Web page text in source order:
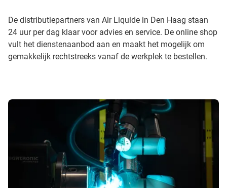
De distributiepartners van Air Liquide in Den Haag staan
24 uur per dag klaar voor advies en service. De online shop
vult het dienstenaanbod aan en maakt het mogelijk om
gemakkelijk rechtstreeks vanaf de werkplek te bestellen.